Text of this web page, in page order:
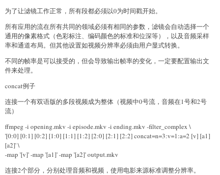
为了让滤镜工作正常，所有段都必须以0为时间戳开始。
所有应用的流在所有共同的领域必须有相同的参数，滤镜会自动选择一个
通用的像素格式（色彩标注、编码颜色的标准和位深等），以及音频采样
率和通道布局。但其他设置如视频分辨率必须由用户显式转换。
不同的帧率是可以接受的，但会导致输出帧率的变化，一定要配置输出文
件来处理。
concat例子
连接一个有双语版的多段视频成为整体（视频中0号流，音频在1号和2号
流）
ffmpeg -i opening.mkv -i episode.mkv -i ending.mkv -filter_complex \
'[0:0] [0:1] [0:2] [1:0] [1:1] [1:2] [2:0] [2:1] [2:2] concat=n=3:v=1:a=2 [v] [a1]
[a2]' \
-map '[v]' -map '[a1]' -map '[a2]' output.mkv
连接2个部分，分别处理音频和视频，使用电影来源标准调整分辨率。